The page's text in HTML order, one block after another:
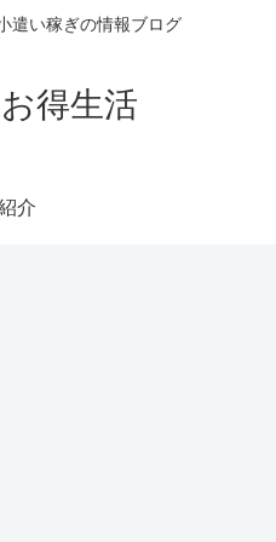
遣い稼ぎの情報ブログ
得生活
介